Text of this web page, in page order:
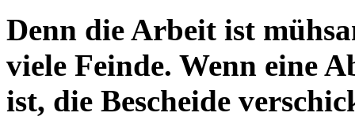
Denn die Arbeit ist
viele Feinde. Wenn eine
ist, die Bescheide